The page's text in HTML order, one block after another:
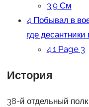
3.9См
4Побывал в
где
4.1Page 3
История
38-й отдельный